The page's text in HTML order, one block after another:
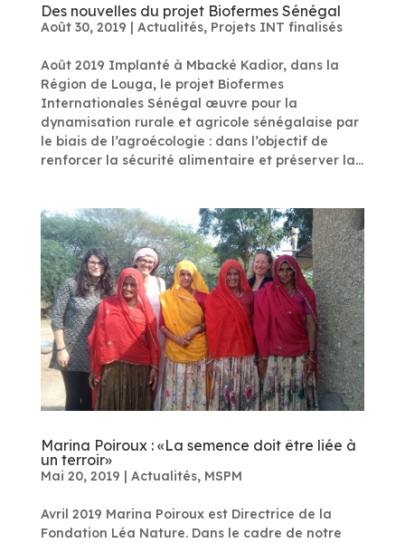
Des nouvelles du projet Biofermes Sénégal
Août 30, 2019 | Actualités, Projets INT finalisés
Août 2019 Implanté à Mbacké Kadior, dans la
Région de Louga, le projet Biofermes
Internationales Sénégal œuvre pour la
dynamisation rurale et agricole sénégalaise par
le biais de l’agroécologie : dans l’objectif de
renforcer la sécurité alimentaire et préserver la...
Marina Poiroux : «La semence doit être liée à
un terroir»
Mai 20, 2019 | Actualités, MSPM
Avril 2019 Marina Poiroux est Directrice de la
Fondation Léa Nature. Dans le cadre de notre